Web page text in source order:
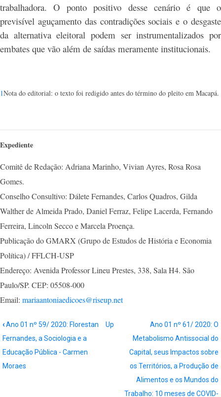
trabalhadora. O ponto positivo desse cenário é que o
previsível aguçamento das contradições sociais e o desgaste
da alternativa eleitoral podem ser instrumentalizados por
embates que vão além de saídas meramente institucionais.
1Nota do editorial: o texto foi redigido antes do término do pleito em Macapá.
Expediente
Comitê de Redação: Adriana Marinho, Vivian Ayres, Rosa Rosa
Gomes.
Conselho Consultivo: Dálete Fernandes, Carlos Quadros, Gilda
Walther de Almeida Prado, Daniel Ferraz, Felipe Lacerda, Fernando
Ferreira, Lincoln Secco e Marcela Proença.
Publicação do GMARX (Grupo de Estudos de História e Economia
Política) / FFLCH-USP
Endereço: Avenida Professor Lineu Prestes, 338, Sala H4. São
Paulo/SP. CEP: 05508-000
Email: mariaantoniaedicoes@riseup.net
Book
traversal
links
for
Ano
‹Ano 01 nº 59/ 2020: Florestan
Fernandes, a Sociologia e a
Educação Pública - Carmen
Moraes
Up
Ano 01 nº 61/ 2020: O
Metabolismo Antissocial do
Capital, seus Impactos sobre
os Territórios, a Produção de
Alimentos e os Mundos do
Trabalho: 10 meses de COVID-